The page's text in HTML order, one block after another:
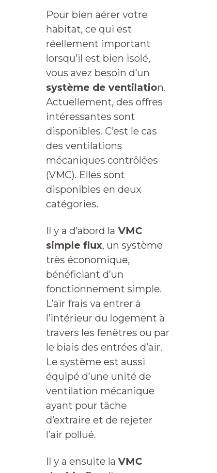
Pour bien aérer votre
habitat, ce qui est
réellement important
lorsqu’il est bien isolé,
vous avez besoin d’un
système de ventilation.
Actuellement, des offres
intéressantes sont
disponibles. C’est le cas
des ventilations
mécaniques contrôlées
(VMC). Elles sont
disponibles en deux
catégories.
Il y a d’abord la VMC
simple flux, un système
très économique,
bénéficiant d’un
fonctionnement simple.
L’air frais va entrer à
l’intérieur du logement à
travers les fenêtres ou par
le biais des entrées d’air.
Le système est aussi
équipé d’une unité de
ventilation mécanique
ayant pour tâche
d’extraire et de rejeter
l’air pollué.
Il y a ensuite la VMC